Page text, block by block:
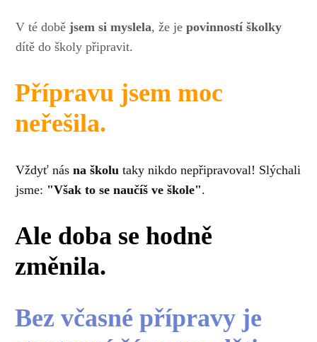
V té době jsem si myslela, že je povinností školky
dítě do školy připravit.
Přípravu jsem moc
neřešila.
Vždyť nás na školu taky nikdo nepřipravoval! Slýchali
jsme: "Však to se naučíš ve škole".
Ale doba se hodně
změnila.
Bez včasné přípravy je